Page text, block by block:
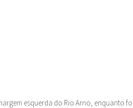
esquerda do Rio Arno, enquanto